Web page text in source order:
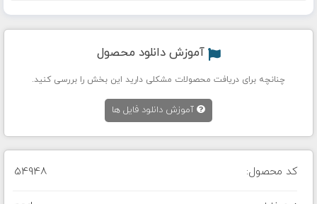
آموزش دانلود محصول
چنانچه برای دریافت محصولات مشکلی دارید این بخش را بررسی کنید.
آموزش دانلود فایل ها
کد محصول: 54948